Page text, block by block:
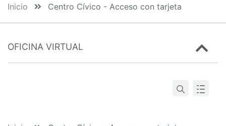
Inicio Centro Cívico - Acceso con tarjeta
OFICINA VIRTUAL